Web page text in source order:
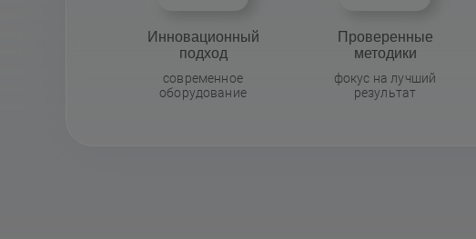
Инновационный
подход
современное
оборудование
Проверенные
методики
фокус на лучший
результат